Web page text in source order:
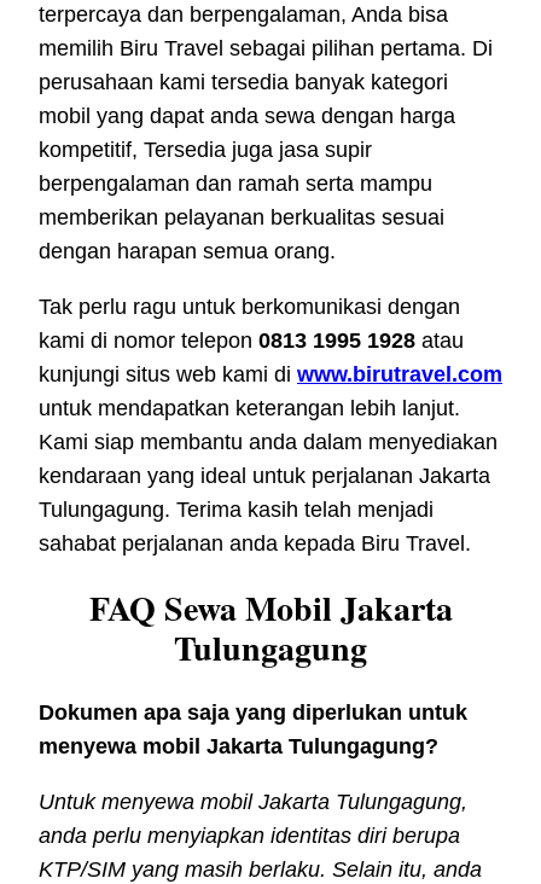
terpercaya dan berpengalaman, Anda bisa
memilih Biru Travel sebagai pilihan pertama. Di
perusahaan kami tersedia banyak kategori
mobil yang dapat anda sewa dengan harga
kompetitif, Tersedia juga jasa supir
berpengalaman dan ramah serta mampu
memberikan pelayanan berkualitas sesuai
dengan harapan semua orang.
Tak perlu ragu untuk berkomunikasi dengan
kami di nomor telepon 0813 1995 1928 atau
kunjungi situs web kami di www.birutravel.com
untuk mendapatkan keterangan lebih lanjut.
Kami siap membantu anda dalam menyediakan
kendaraan yang ideal untuk perjalanan Jakarta
Tulungagung. Terima kasih telah menjadi
sahabat perjalanan anda kepada Biru Travel.
FAQ Sewa Mobil Jakarta
Tulungagung
Dokumen apa saja yang diperlukan untuk
menyewa mobil Jakarta Tulungagung?
Untuk menyewa mobil Jakarta Tulungagung,
anda perlu menyiapkan identitas diri berupa
KTP/SIM yang masih berlaku. Selain itu, anda